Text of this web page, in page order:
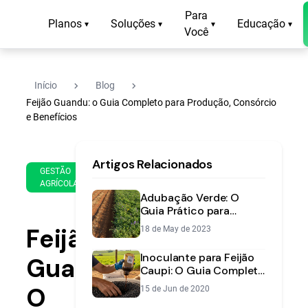
Planos ▾ Soluções ▾
Para
Você
▾ Educação ▾
Início navigate_next Blog navigate_next
Feijão Guandu: o Guia Completo para Produção, Consórcio
e Benefícios
GESTÃO
AGRÍCOLA
de
de
2020
min
leitura
Feijão
Guandu:
O
Artigos Relacionados
Adubação Verde: O
Guia Prático para
Melhorar seu Solo e
Aumentar a
Produtividade
18 de May de 2023
Inoculante para Feijão
Caupi: O Guia Completo
para Aumentar a
Produtividade
15 de Jun de 2020